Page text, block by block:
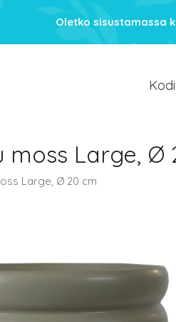
Oletko sisustamassa
moss Large, Ø
Large, Ø 20 cm